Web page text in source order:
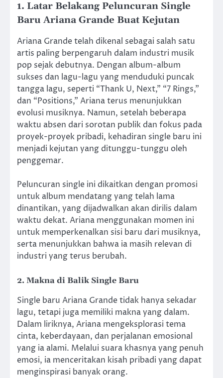
1. Latar Belakang Peluncuran Single
Baru Ariana Grande Buat Kejutan
Ariana Grande telah dikenal sebagai salah satu
artis paling berpengaruh dalam industri musik
pop sejak debutnya. Dengan album-album
sukses dan lagu-lagu yang menduduki puncak
tangga lagu, seperti “Thank U, Next,” “7 Rings,”
dan “Positions,” Ariana terus menunjukkan
evolusi musiknya. Namun, setelah beberapa
waktu absen dari sorotan publik dan fokus pada
proyek-proyek pribadi, kehadiran single baru ini
menjadi kejutan yang ditunggu-tunggu oleh
penggemar.
Peluncuran single ini dikaitkan dengan promosi
untuk album mendatang yang telah lama
dinantikan, yang dijadwalkan akan dirilis dalam
waktu dekat. Ariana menggunakan momen ini
untuk memperkenalkan sisi baru dari musiknya,
serta menunjukkan bahwa ia masih relevan di
industri yang terus berubah.
2. Makna di Balik Single Baru
Single baru Ariana Grande tidak hanya sekadar
lagu, tetapi juga memiliki makna yang dalam.
Dalam liriknya, Ariana mengeksplorasi tema
cinta, keberdayaan, dan perjalanan emosional
yang ia alami. Melalui suara khasnya yang penuh
emosi, ia menceritakan kisah pribadi yang dapat
menginspirasi banyak orang.